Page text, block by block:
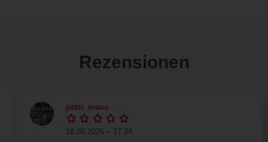
Rezensionen
petzi_maus
18.05.2026 – 17:04